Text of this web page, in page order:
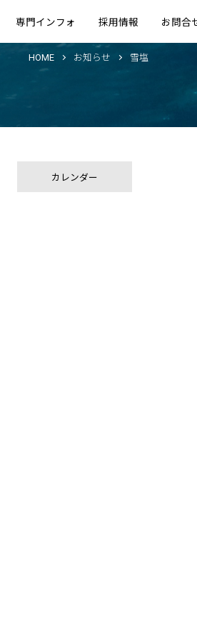
専門インフォ 採用情報 お問合
HOME お知らせ 雪塩
カレンダー